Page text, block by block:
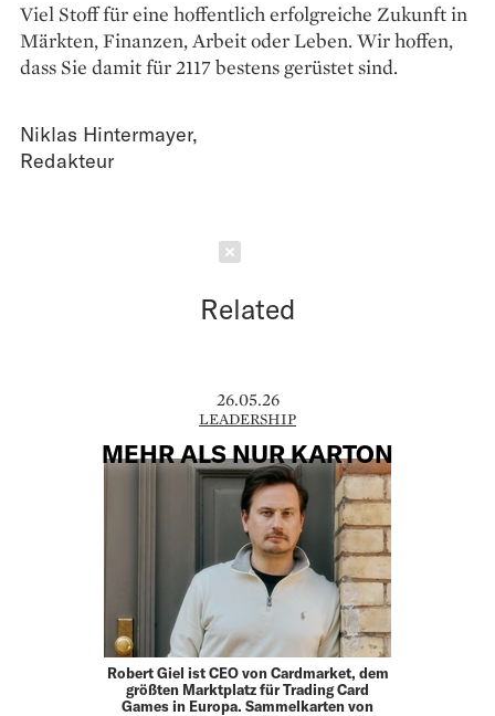
Viel Stoff für eine hoffentlich erfolgreiche Zukunft in
Märkten, Finanzen, Arbeit oder Leben. Wir hoffen,
dass Sie damit für 2117 bestens gerüstet sind.
Niklas Hintermayer,
Redakteur
Related
26.05.26
LEADERSHIP
MEHR ALS NUR KARTON
Robert Giel ist CEO von Cardmarket, dem
größten Marktplatz für Trading Card
Games in Europa. Sammelkarten von